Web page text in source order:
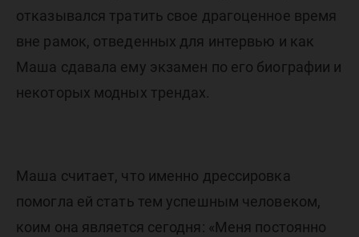
отказывался тратить свое драгоценное время
вне рамок, отведенных для интервью и как
Маша сдавала ему экзамен по его биографии и
некоторых модных трендах.
Маша считает, что именно дрессировка
помогла ей стать тем успешным человеком,
коим она является сегодня: «Меня постоянно